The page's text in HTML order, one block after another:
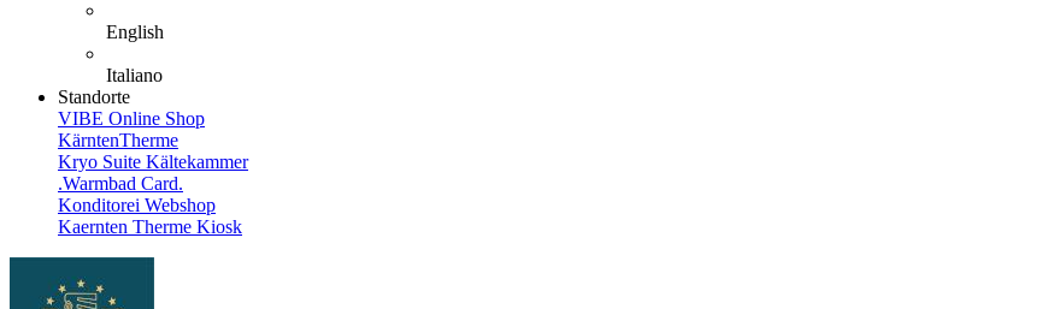
English
Italiano
Standorte
VIBE Online Shop
KärntenTherme
Kryo Suite Kältekammer
.Warmbad Card.
Konditorei Webshop
Kaernten Therme Kiosk